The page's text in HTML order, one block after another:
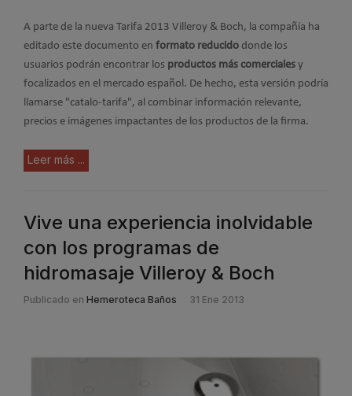
A parte de la nueva Tarifa 2013 Villeroy & Boch, la compañía ha
editado este documento en formato reducido donde los
usuarios podrán encontrar los productos más comerciales y
focalizados en el mercado español. De hecho, esta versión podría
llamarse "catalo-tarifa", al combinar información relevante,
precios e imágenes impactantes de los productos de la firma.
Leer más ...
Vive una experiencia inolvidable
con los programas de
hidromasaje Villeroy & Boch
Publicado en Hemeroteca Baños 31 Ene 2013